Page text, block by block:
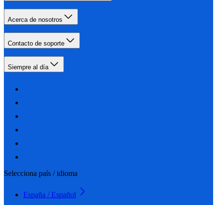
Acerca de nosotros
Contacto de soporte
Siempre al día
Selecciona país / idioma
España / Español